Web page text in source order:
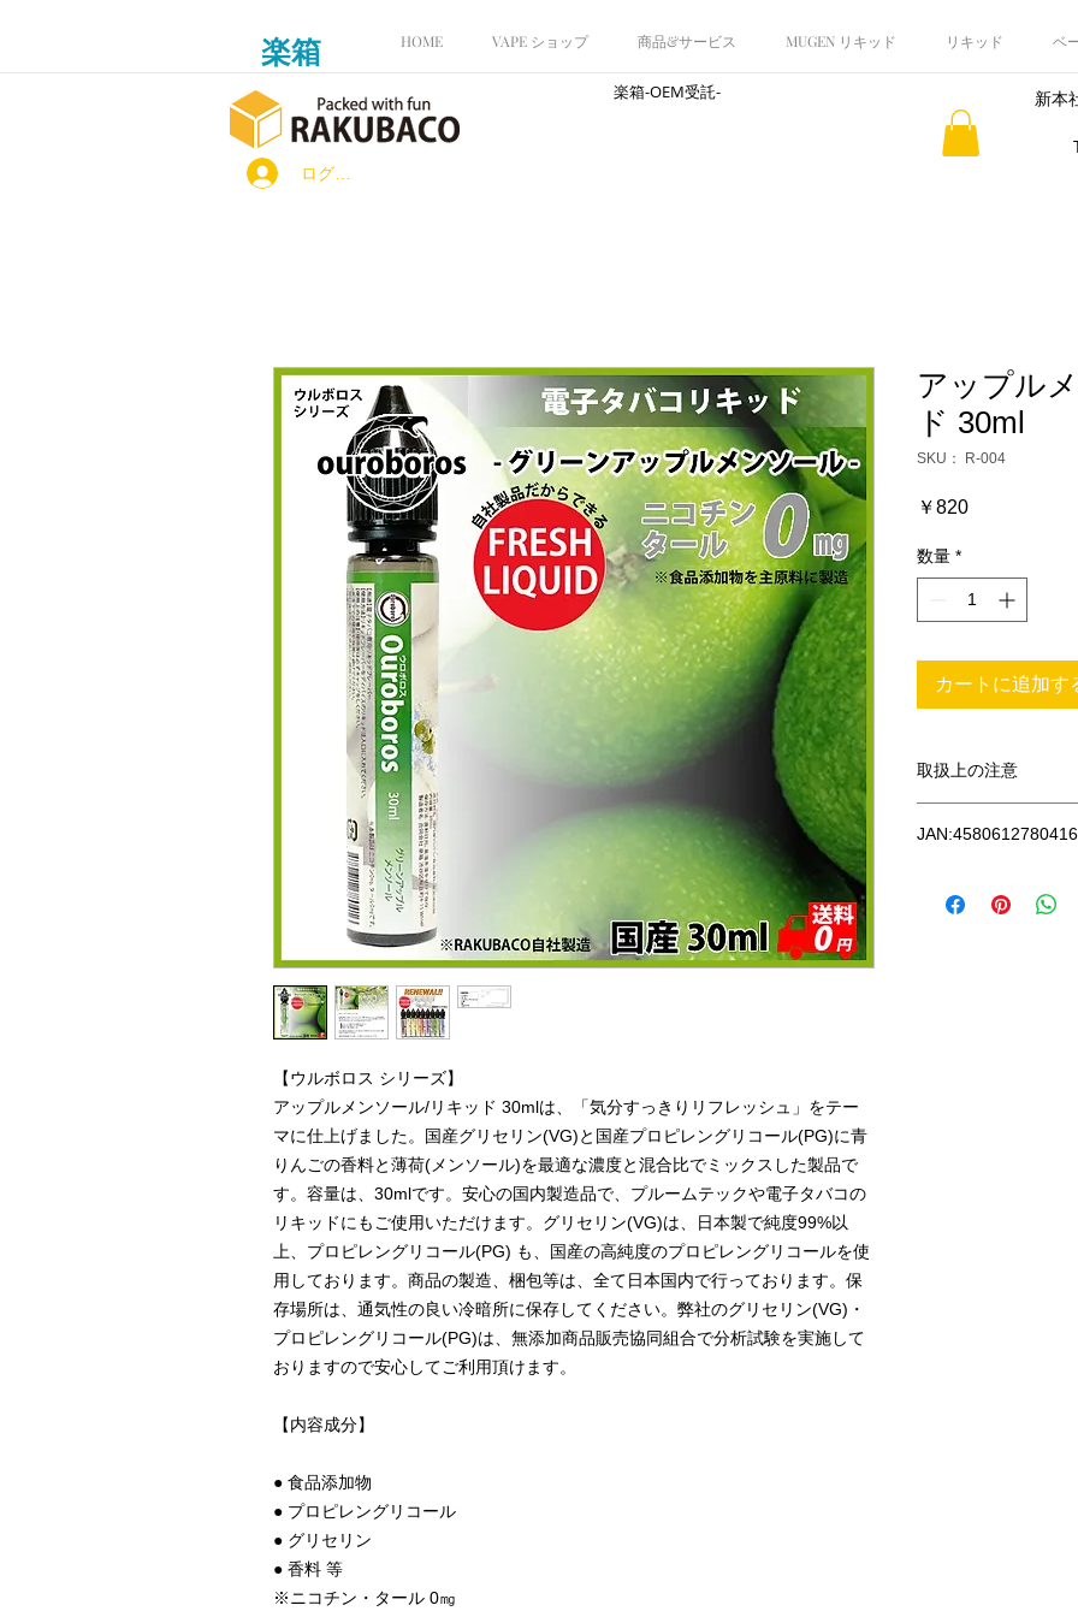
楽箱 HOME VAPE ショップ 商品&サービス MUGEN リキッド リキッド ベ
楽箱-OEM受託-
ログイン
新本
​会社概要
【ウルボロス シリーズ】
アップルメンソール/リキッド 30mlは、「気分すっきりリフレッシュ」をテー
マに仕上げました。国産グリセリン(VG)と国産プロピレングリコール(PG)に青
りんごの香料と薄荷(メンソール)を最適な濃度と混合比でミックスした製品で
す。容量は、30mlです。安心の国内製造品で、プルームテックや電子タバコの
リキッドにもご使用いただけます。グリセリン(VG)は、日本製で純度99%以
上、プロピレングリコール(PG) も、国産の高純度のプロピレングリコールを使
用しております。商品の製造、梱包等は、全て日本国内で行っております。保
存場所は、通気性の良い冷暗所に保存してください。弊社のグリセリン(VG)・
プロピレングリコール(PG)は、無添加商品販売協同組合で分析試験を実施して
おりますので安心してご利用頂けます。
【内容成分】
● 食品添加物
● プロピレングリコール
● グリセリン
● 香料 等
※ニコチン・タール 0㎎
アップル
ド 30ml
SKU： R-004
￥820価
数量 *
カートに追加す
取扱上の注意
※初回使用時は必ず
い。焦げ付きの原因
※リキッドを入れず
JAN:4580612780416